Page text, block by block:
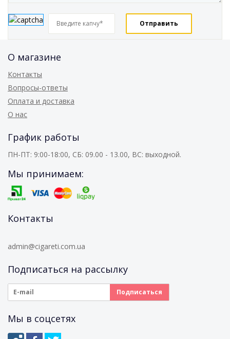
О магазине
Контакты
Вопросы-ответы
Оплата и доставка
О нас
График работы
ПН-ПТ: 9:00-18:00, СБ: 09.00 - 13.00, ВС: выходной.
Мы принимаем:
Контакты
admin@cigareti.com.ua
Подписаться на рассылку
Мы в соцсетях